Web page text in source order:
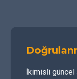
İkimisli güncel